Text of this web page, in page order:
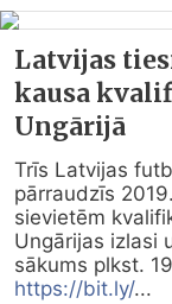
Latvijas
kausa
Ungārijā
Trīs Latvijas
pārraudzīs
sievietēm
Ungārijas izlasi
https://bit.ly/...